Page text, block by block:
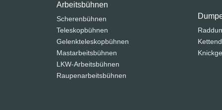
Arbeitsbühnen
Scherenbühnen
Teleskopbühnen
Gelenkteleskopbühnen
Mastarbeitsbühnen
LKW-Arbeitsbühnen
Raupenarbeitsbühnen